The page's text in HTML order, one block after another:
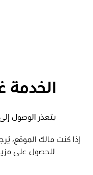
الخدمة
يتعذر الوصول
إذا كنت مالك الموقع،
للحصول على